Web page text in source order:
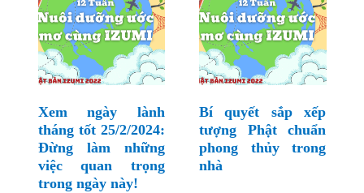
Xem ngày lành
tháng tốt 25/2/2024:
Đừng làm những
việc quan trọng
trong ngày này!
Bí quyết sắp xếp
tượng Phật chuẩn
phong thủy trong
nhà